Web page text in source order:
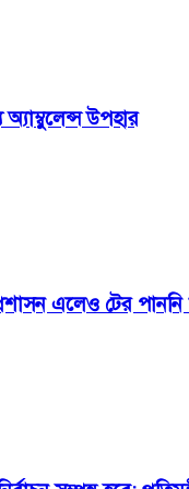
উপহার
এলেও টের পাননি